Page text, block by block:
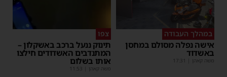
במהלך העבודה
אישה נפלה מסולם במחסן
באשדוד
משה קאהן 17:31
צפו
תינוק ננעל ברכב באשקלון –
המתנדבים האשדודים חילצו
אותו בשלום
משה קאהן 11:53